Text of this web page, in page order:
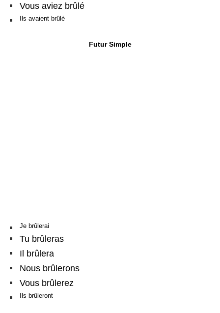
Vous aviez brûlé
Ils avaient brûlé
Futur Simple
Je brûlerai
Tu brûleras
Il brûlera
Nous brûlerons
Vous brûlerez
Ils brûleront